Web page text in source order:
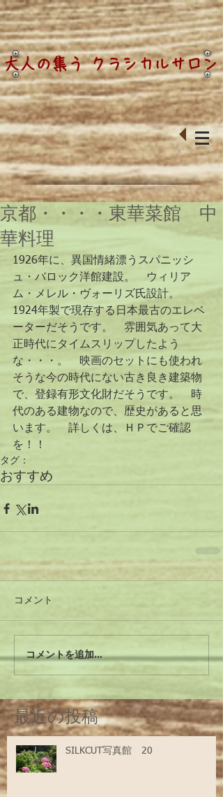
大人の集う クラシカルサロン
京都・・・・東華菜館 中
華料理
1926年に、異国情緒漂うスパニッシ
ュ・バロック洋館建設。　ウィリア
ム・メレル・ヴォーリズ氏設計。
1924年製で現存する日本最古のエレベ
ーターだそうです。　雰囲気あって大
正時代にタイムスリップしたよう
な・・・。　映画のセットにも使われ
そうな今の時代にない古き良き建築物
で、登録有形文化財だそうです。　時
代のある建物なので、歴史があると思
います。　詳しくは、ＨＰでご確認
を！！
タグ：
おすすめ
コメント
コメントを追加…
最近の投稿
SILKCUT写真館 20